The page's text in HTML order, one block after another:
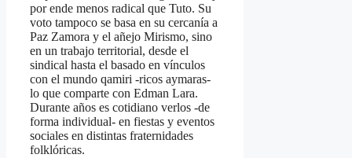
por ende menos radical que Tuto. Su
voto tampoco se basa en su cercanía a
Paz Zamora y el añejo Mirismo, sino
en un trabajo territorial, desde el
sindical hasta el basado en vínculos
con el mundo qamiri -ricos aymaras-
lo que comparte con Edman Lara.
Durante años es cotidiano verlos -de
forma individual- en fiestas y eventos
sociales en distintas fraternidades
folklóricas.